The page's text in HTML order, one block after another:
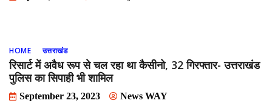
HOME उत्तराखंड
रिसार्ट में अवैध रूप से चल रहा था कैसीनो, 32 गिरफ्तार- उत्तराखंड
पुलिस का सिपाही भी शामिल
September 23, 2023 News WAY